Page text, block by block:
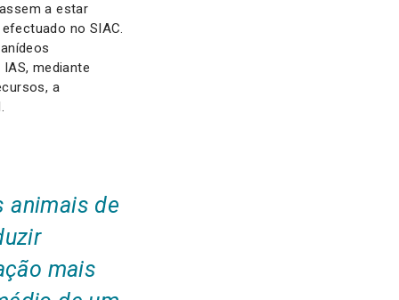
a estar
no SIAC.
mediante
a
animais de
mais